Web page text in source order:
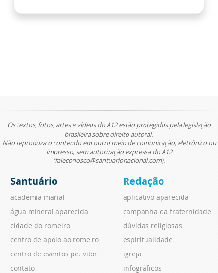
Os textos, fotos, artes e vídeos do A12 estão protegidos pela legislação
brasileira sobre direito autoral.
Não reproduza o conteúdo em outro meio de comunicação, eletrônico ou
impresso, sem autorização expressa do A12
(faleconosco@santuarionacional.com).
Santuário
academia marial
água mineral aparecida
cidade do romeiro
centro de apoio ao romeiro
centro de eventos pe. vitor
contato
Redação
aplicativo aparecida
campanha da fraternidade
dúvidas religiosas
espiritualidade
igreja
infográficos